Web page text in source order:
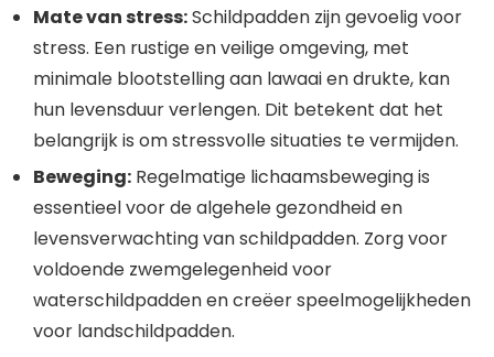
Mate van stress:Schildpadden zijn gevoelig voor
stress. Een rustige en veilige omgeving, met
minimale blootstelling aan lawaai en drukte, kan
hun levensduur verlengen. Dit betekent dat het
belangrijk is om stressvolle situaties te vermijden.
Beweging: Regelmatige lichaamsbeweging is
essentieel voor de algehele gezondheid en
levensverwachting van schildpadden. Zorg voor
voldoende zwemgelegenheid voor
waterschildpadden en creëer speelmogelijkheden
voor landschildpadden.